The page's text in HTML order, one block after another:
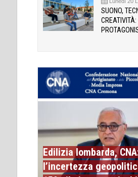
SUONO,
Edilizia lombarda,
l’incertezza